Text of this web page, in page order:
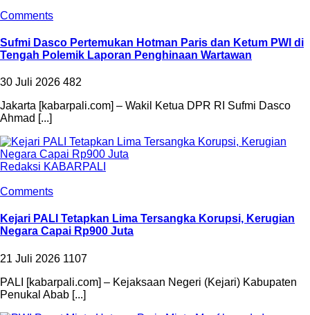
Comments
Sufmi Dasco Pertemukan Hotman Paris dan Ketum PWI di
Tengah Polemik Laporan Penghinaan Wartawan
30 Juli 2026 482
Jakarta [kabarpali.com] – Wakil Ketua DPR RI Sufmi Dasco
Ahmad [...]
Redaksi KABARPALI
Comments
Kejari PALI Tetapkan Lima Tersangka Korupsi, Kerugian
Negara Capai Rp900 Juta
21 Juli 2026 1107
PALI [kabarpali.com] – Kejaksaan Negeri (Kejari) Kabupaten
Penukal Abab [...]